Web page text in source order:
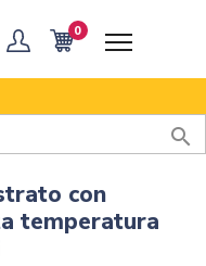
0

con
temperatura